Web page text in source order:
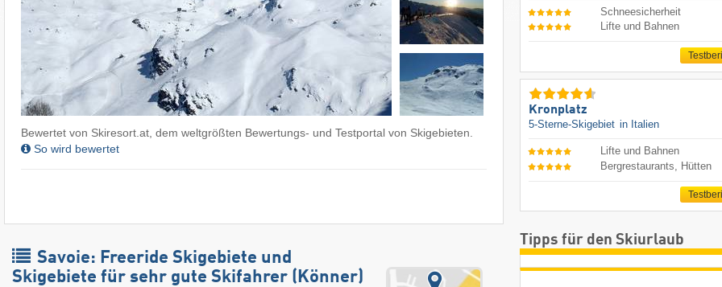
Bewertet von Skiresort.at, dem weltgrößten Bewertungs- und Testportal von Skigebieten.
So wird bewertet
Savoie: Freeride Skigebiete und
Skigebiete für sehr gute Skifahrer (Könner)
Schneesicherheit
Lifte und Bahnen
Kronplatz
5-Sterne-Skigebiet in Italien
Lifte und Bahnen
Bergrestaurants, Hütten
Tipps für den Skiurlaub